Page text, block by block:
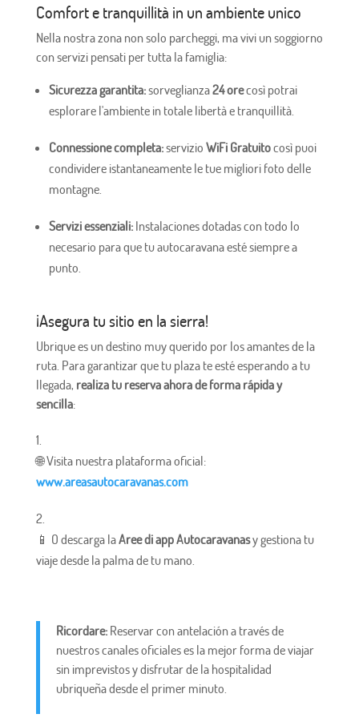
Comfort e tranquillità in un ambiente unico
Nella nostra zona non solo parcheggi, ma vivi un soggiorno
con servizi pensati per tutta la famiglia:
Sicurezza garantita:sorveglianza24 orecosì potrai
esplorare l'ambiente in totale libertà e tranquillità.
Connessione completa:servizio WiFi Gratuitocosì puoi
condividere istantaneamente le tue migliori foto delle
montagne.
Servizi essenziali: Instalaciones dotadas con todo lo
necesario para que tu autocaravana esté siempre a
punto.
¡Asegura tu sitio en la sierra!
Ubrique es un destino muy querido por los amantes de la
ruta. Para garantizar que tu plaza te esté esperando a tu
llegada, realiza tu reserva ahora de forma rápida y
sencilla:
🌐 Visita nuestra plataforma oficial:
www.areasautocaravanas.com
📱 O descarga laAree di app Autocaravanasy gestiona tu
viaje desde la palma de tu mano.
Ricordare: Reservar con antelación a través de
nuestros canales oficiales es la mejor forma de viajar
sin imprevistos y disfrutar de la hospitalidad
ubriqueña desde el primer minuto.